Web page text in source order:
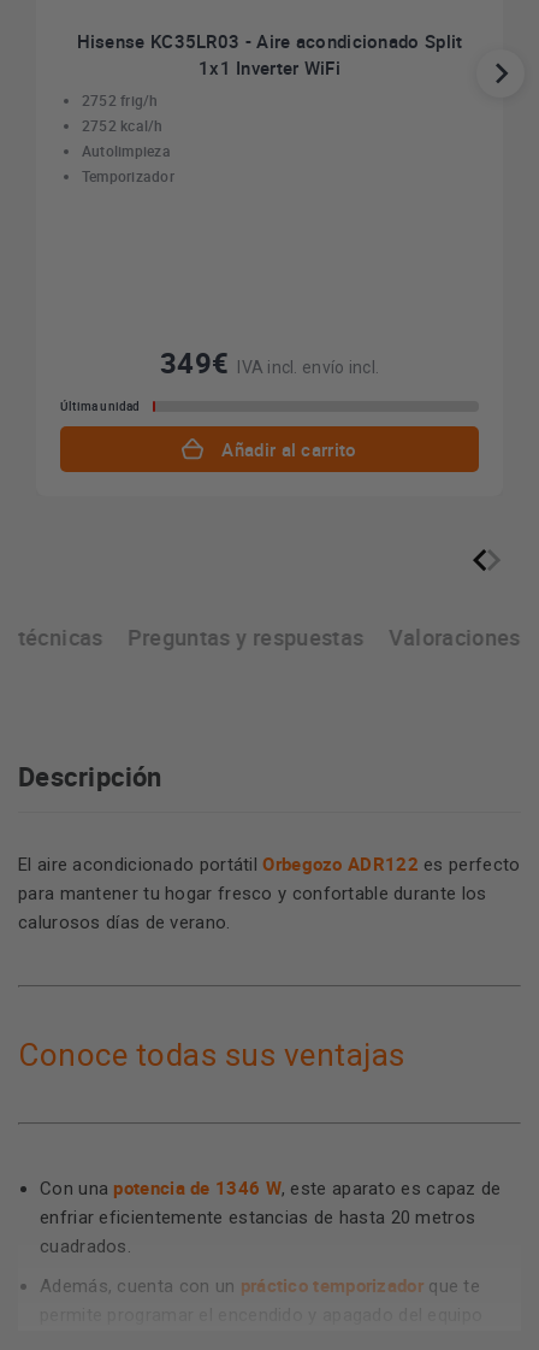
Hisense KC35LR03 - Aire acondicionado Split
1x1 Inverter WiFi
2752 frig/h
2752 kcal/h
Autolimpieza
Temporizador
349€ IVA incl. envío incl.
Última unidad
Añadir al carrito
técnicas Preguntas y respuestas Valoraciones
Descripción
El aire acondicionado portátilOrbegozo ADR122 es perfecto
para mantener tu hogar fresco y confortable durante los
calurosos días de verano.
Conoce todas sus ventajas
Con una potencia de 1346 W, este aparato es capaz de
enfriar eficientemente estancias de hasta 20 metros
cuadrados.
Además, cuenta con un práctico temporizadorque te